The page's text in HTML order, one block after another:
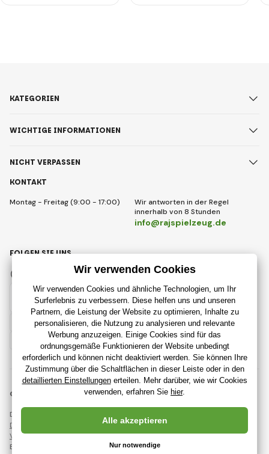
KONTAKT
Montag - Freitag (9:00 - 17:00)
Wir antworten in der Regel
innerhalb von 8 Stunden
info@rajspielzeug.de
KATEGORIEN
WICHTIGE INFORMATIONEN
NICHT VERPASSEN
Deutsch
FOLGEN SIE UNS
Instagram
© 2018 - 2026 RajSpielzeug.de, Alle Rechte vorbehalten
Diese Seite ist durch reCAPTCHA geschützt und es gelten
DatenschutzbestimmungenUnternehmen Google und deren
Vertragsbedingungen.
Erstellung leistungsstarker Online-Shops ab